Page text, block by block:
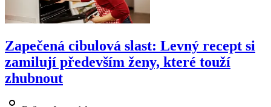
Zapečená cibulová slast: Levný recept si
zamilují především ženy, které touží
zhubnout